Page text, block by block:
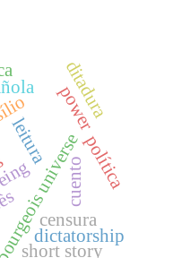
leiturauniverse
power
cuento
short story
ditadura
dictatorship
censura
política